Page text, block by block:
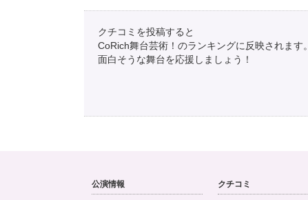
クチコミを投稿すると
CoRich舞台芸術！のランキングに反映されます。
面白そうな舞台を応援しましょう！
公演情報 クチコミ